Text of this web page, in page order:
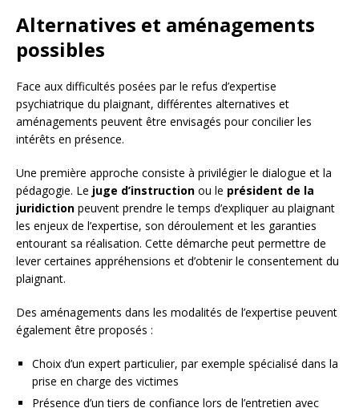
Alternatives et aménagements
possibles
Face aux difficultés posées par le refus d’expertise
psychiatrique du plaignant, différentes alternatives et
aménagements peuvent être envisagés pour concilier les
intérêts en présence.
Une première approche consiste à privilégier le dialogue et la
pédagogie. Le juge d’instruction ou le président de la
juridiction peuvent prendre le temps d’expliquer au plaignant
les enjeux de l’expertise, son déroulement et les garanties
entourant sa réalisation. Cette démarche peut permettre de
lever certaines appréhensions et d’obtenir le consentement du
plaignant.
Des aménagements dans les modalités de l’expertise peuvent
également être proposés :
Choix d’un expert particulier, par exemple spécialisé dans la
prise en charge des victimes
Présence d’un tiers de confiance lors de l’entretien avec